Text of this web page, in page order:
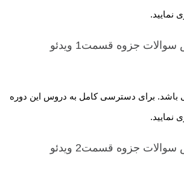
نمایید.
سوالات جزوه قسمت1 ویدئو
برای دسترسی کامل به دروس این دوره
نمایید.
سوالات جزوه قسمت2 ویدئو